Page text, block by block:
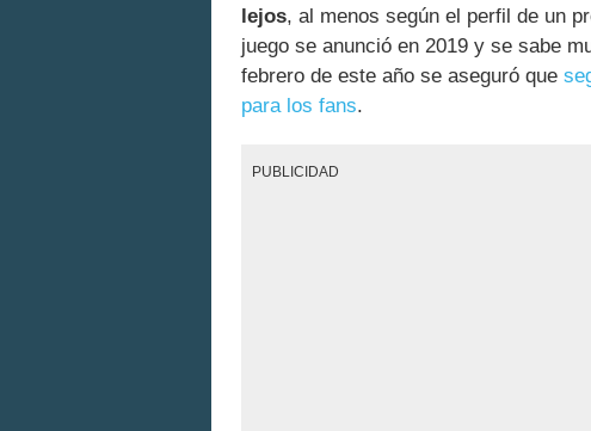
lejos, al menos según el perfil de un
juego se anunció en 2019 y se sabe
febrero de este año se aseguró que
para los fans.
PUBLICIDAD